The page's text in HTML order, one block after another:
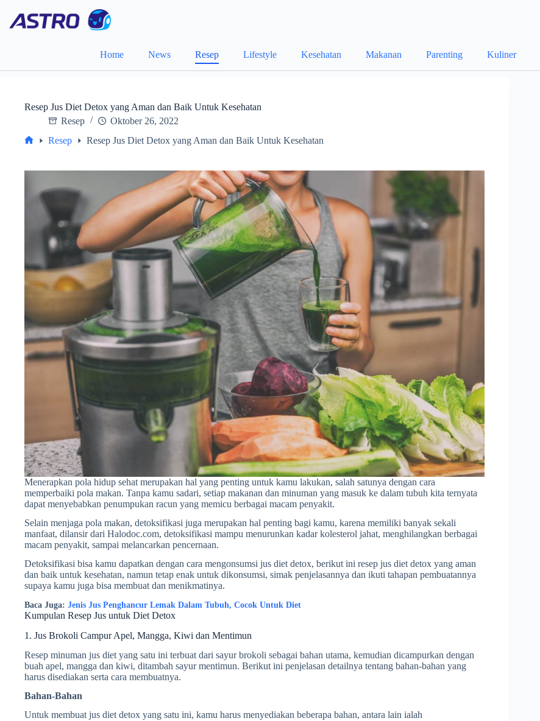
content
Home News Resep Lifestyle Kesehatan Makanan Parenting Kuliner
Resep Jus Diet Detox yang Aman dan Baik Untuk Kesehatan
Resep
Oktober 26, 2022
Resep Resep Jus Diet Detox yang Aman dan Baik Untuk Kesehatan
Menerapkan pola hidup sehat merupakan hal yang penting untuk kamu lakukan, salah satunya dengan cara
memperbaiki pola makan. Tanpa kamu sadari, setiap makanan dan minuman yang masuk ke dalam tubuh kita ternyata
dapat menyebabkan penumpukan racun yang memicu berbagai macam penyakit.
Selain menjaga pola makan, detoksifikasi juga merupakan hal penting bagi kamu, karena memiliki banyak sekali
manfaat, dilansir dari Halodoc.com, detoksifikasi mampu menurunkan kadar kolesterol jahat, menghilangkan berbagai
macam penyakit, sampai melancarkan pencernaan.
Detoksifikasi bisa kamu dapatkan dengan cara mengonsumsi jus diet detox, berikut ini resep jus diet detox yang aman
dan baik untuk kesehatan, namun tetap enak untuk dikonsumsi, simak penjelasannya dan ikuti tahapan pembuatannya
supaya kamu juga bisa membuat dan menikmatinya.
Baca Juga: Jenis Jus Penghancur Lemak Dalam Tubuh, Cocok Untuk Diet
Kumpulan Resep Jus untuk Diet Detox
1. Jus Brokoli Campur Apel, Mangga, Kiwi dan Mentimun
Resep minuman jus diet yang satu ini terbuat dari sayur brokoli sebagai bahan utama, kemudian dicampurkan dengan
buah apel, mangga dan kiwi, ditambah sayur mentimun. Berikut ini penjelasan detailnya tentang bahan-bahan yang
harus disediakan serta cara membuatnya.
Bahan-Bahan
Untuk membuat jus diet detox yang satu ini, kamu harus menyediakan beberapa bahan, antara lain ialah